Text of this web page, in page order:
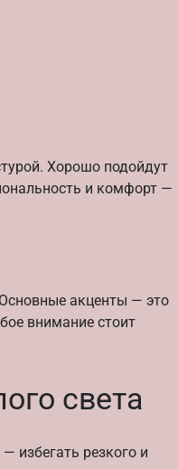
Хорошо подойдут
и комфорт —
акценты — это
внимание стоит
света
избегать резкого и